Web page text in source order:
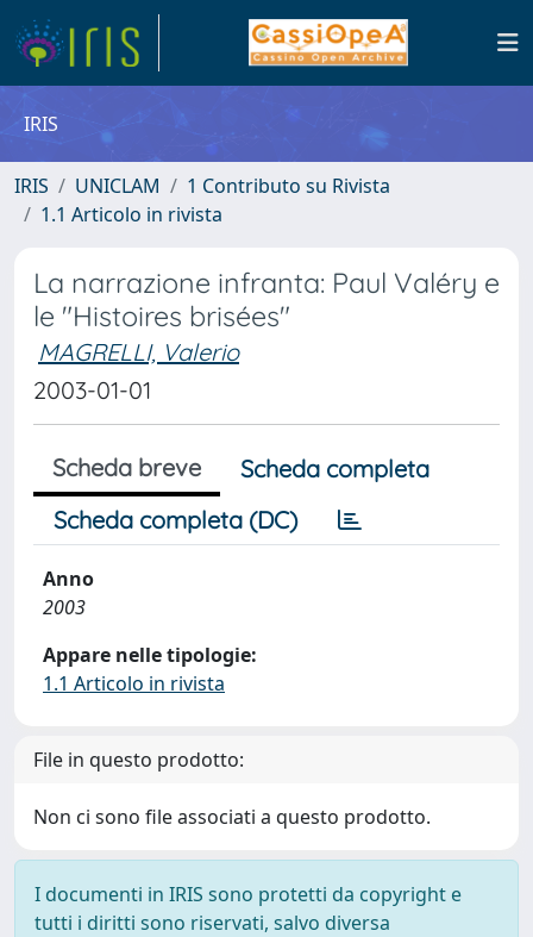
IRIS
IRIS UNICLAM
1 Contributo su Rivista
1.1 Articolo in rivista
La narrazione infranta: Paul Valéry e
le "Histoires brisées"
MAGRELLI, Valerio
2003-01-01
Scheda breve
Scheda completa
Scheda completa (DC)
Anno
2003
Appare nelle tipologie:
1.1 Articolo in rivista
File in questo prodotto:
Non ci sono file associati a questo prodotto.
I documenti in IRIS sono protetti da copyright e
tutti i diritti sono riservati, salvo diversa